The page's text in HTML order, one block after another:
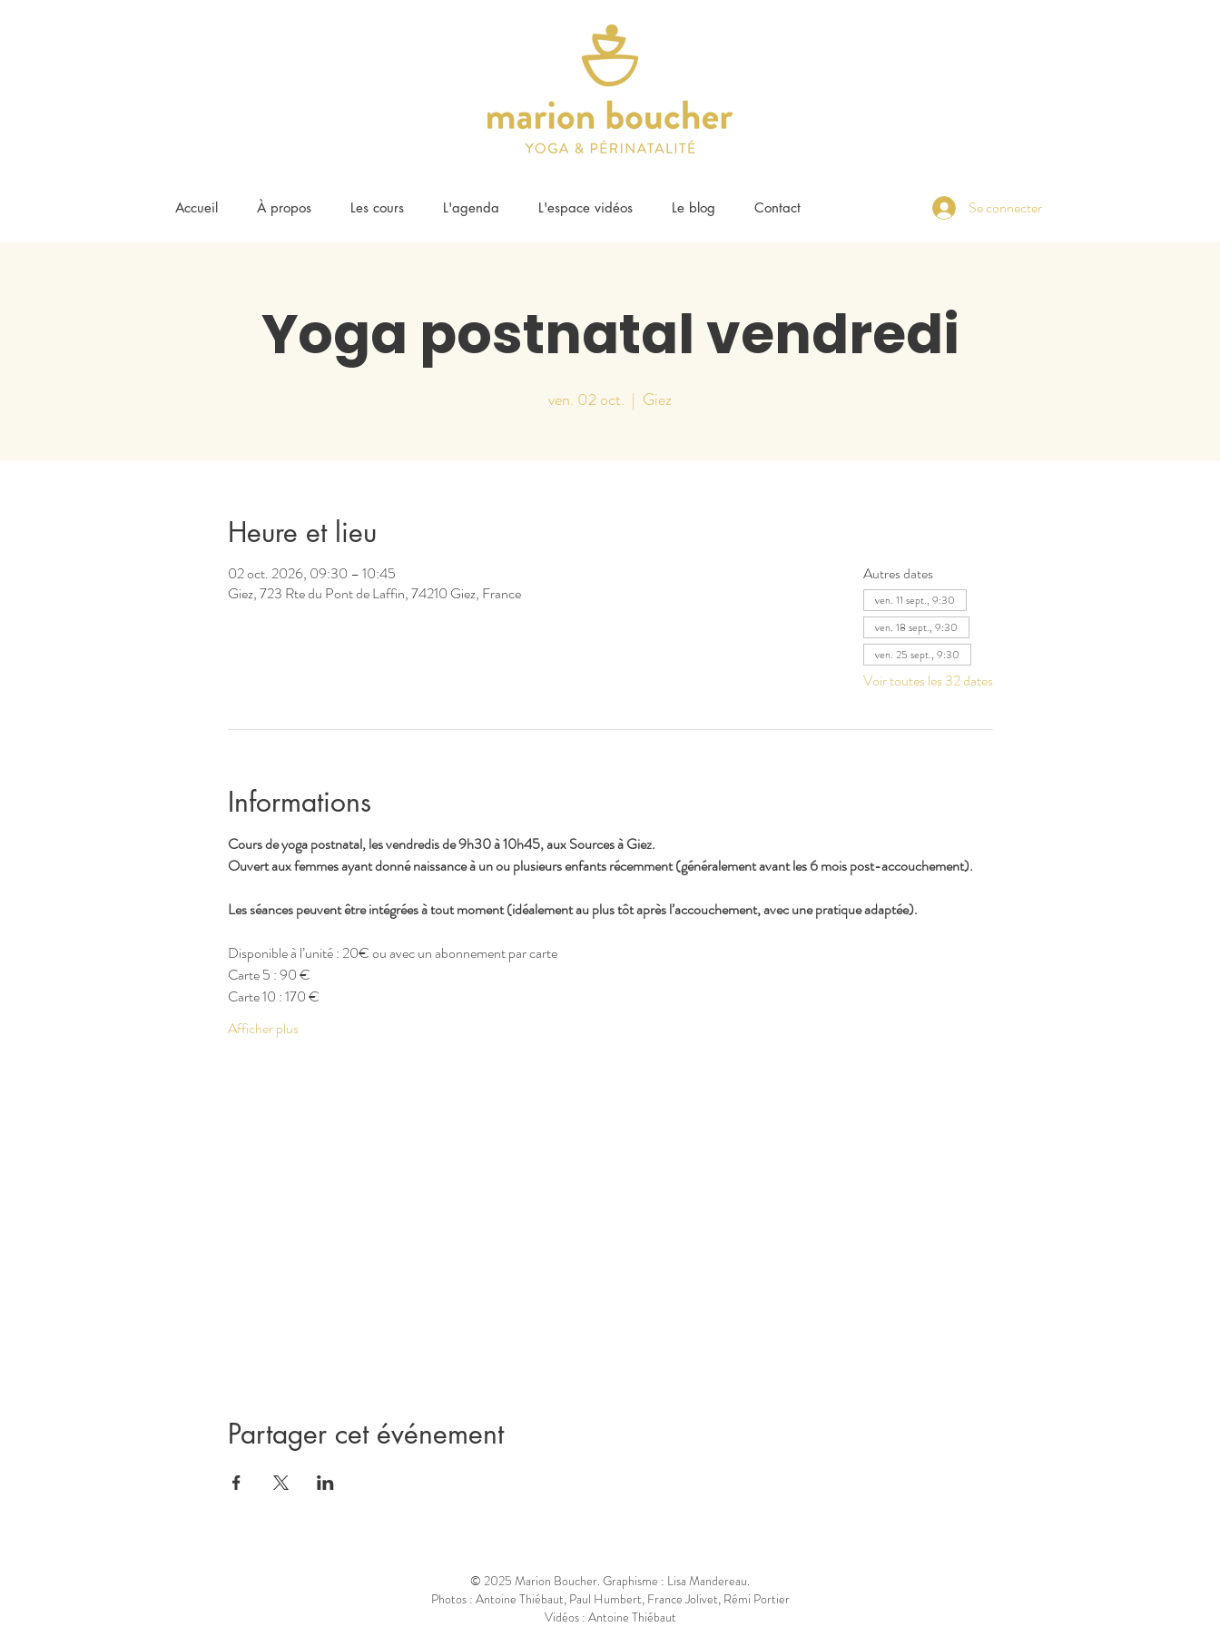
Accueil À propos Les cours L'agenda L'espace vidéos Le blog Contact Se connecter
Yoga postnatal vendredi
ven. 02 oct.
  |
Giez
Heure et lieu
02 oct. 2026, 09:30 – 10:45
Giez, 723 Rte du Pont de Laffin, 74210 Giez, France
Autres dates
ven. 11 sept., 9:30
ven. 18 sept., 9:30
ven. 25 sept., 9:30
Voir toutes les 32 dates
Informations
Cours de yoga postnatal, les vendredis de 9h30 à 10h45, aux Sources à Giez.
Ouvert aux femmes ayant donné naissance à un ou plusieurs enfants récemment (généralement avant les 6 mois post-accouchement).
Les séances peuvent être intégrées à tout moment (idéalement au plus tôt après l’accouchement, avec une pratique adaptée).
Disponible à l’unité : 20€ ou avec un abonnement par carte
Carte 5 : 90 €
Carte 10 : 170 €
Afficher plus
Partager cet événement
© 2025 Marion Boucher. Graphisme : Lisa Mandereau.
Photos : Antoine Thiébaut, Paul Humbert, France Jolivet, Rémi Portier
Vidéos : Antoine Thiébaut